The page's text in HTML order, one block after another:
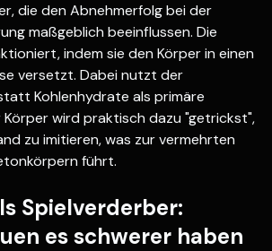
die den Abnehmerfolg bei der
maßgeblich beeinflussen. Die
indem sie den Körper in einen
versetzt. Dabei nutzt der
Kohlenhydrate als primäre
Körper wird praktisch dazu "getrickst",
zu imitieren, was zur vermehrten
führt.
Spielverderber:
es schwerer haben